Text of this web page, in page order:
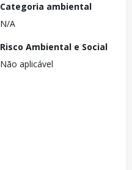
Categoria ambiental
N/A
Risco Ambiental e Social
Não aplicável